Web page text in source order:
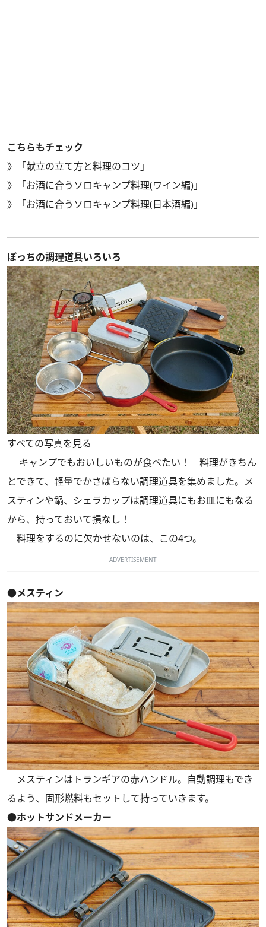
こちらもチェック
》
「献立の立て方と料理のコツ」
》
「お酒に合うソロキャンプ料理(ワイン編)」
》
「お酒に合うソロキャンプ料理(日本酒編)」
ぼっちの調理道具いろいろ
すべての写真を見る
キャンプでもおいしいものが食べたい！ 料理がきちん
とできて、軽量でかさばらない調理道具を集めました。メ
スティンや鍋、シェラカップは調理道具にもお皿にもなる
から、持っておいて損なし！
料理をするのに欠かせないのは、この4つ。
ADVERTISEMENT
●メスティン
メスティンはトランギアの赤ハンドル。自動調理もでき
るよう、固形燃料もセットして持っていきます。
●ホットサンドメーカー